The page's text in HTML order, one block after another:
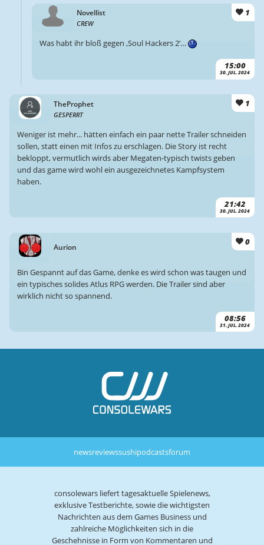
Novellist
CREW
1
15:00
30. JUL. 2024
Was habt ihr bloß gegen ‚Soul Hackers 2‘…
TheProphet
GESPERRT
1
21:42
30. JUL. 2024
Weniger ist mehr... hätten einfach ein paar nette Trailer schneiden
sollen, statt einen mit Infos zu erschlagen. Die Story ist recht
bekloppt, vermutlich wirds aber Megaten-typisch twists geben
und das game wird wohl ein ausgezeichnetes Kampfsystem
haben.
Aurion
0
08:56
31. JUL. 2024
Bin Gespannt auf das Game, denke es wird schon was taugen und
ein typisches solides Atlus RPG werden. Die Trailer sind aber
wirklich nicht so spannend.
newsreviewssushipodcastsforum
consolewars liefert tagesaktuelle Spielenews,
exklusive Testberichte, sowie die wichtigsten
Nachrichten aus dem Games Business und
zahlreiche Möglichkeiten sich in die
Geschehnisse in Form von Kommentaren und